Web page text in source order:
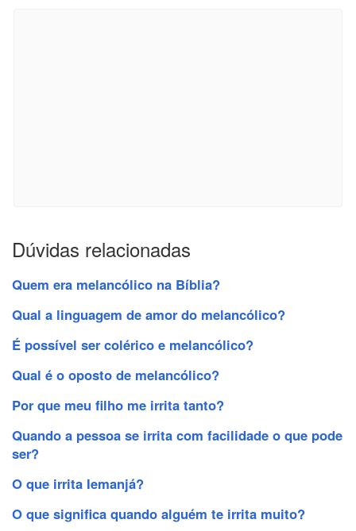
Dúvidas relacionadas
Quem era melancólico na Bíblia?
Qual a linguagem de amor do melancólico?
É possível ser colérico e melancólico?
Qual é o oposto de melancólico?
Por que meu filho me irrita tanto?
Quando a pessoa se irrita com facilidade o que pode
ser?
O que irrita Iemanjá?
O que significa quando alguém te irrita muito?